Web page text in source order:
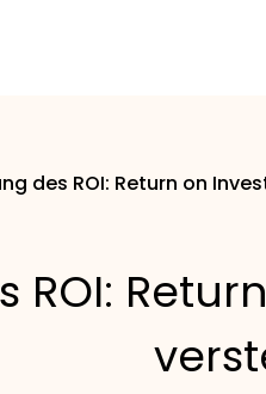
des ROI: Return on
ROI: